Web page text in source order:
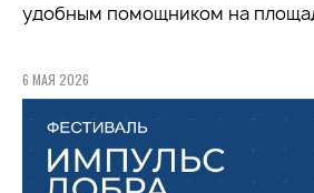
удобным помощником на
6 МАЯ 2026